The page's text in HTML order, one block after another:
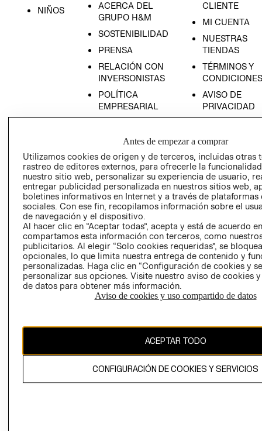
NIÑOS
ACERCA DEL
GRUPO H&M
SOSTENIBILIDAD
PRENSA
RELACIÓN CON
INVERSONISTAS
POLÍTICA
EMPRESARIAL
CLIENTE
MI CUENTA
NUESTRAS
TIENDAS
TÉRMINOS Y
CONDICIONES
AVISO DE
PRIVACIDAD
AVISO DE
LIBRO DE
Ecuador ($)
CAMBIAR REGIÓN
propiedad de H&M Hennes & Mauritz AB.
Antes de empezar a comprar
Utilizamos cookies de origen y de terceros, incluidas otras
rastreo de editores externos, para ofrecerle la
nuestro sitio web, personalizar su experiencia de usuario,
entregar publicidad personalizada en nuestros sitios web,
boletines informativos en Internet y a través de plataformas
sociales. Con ese fin, recopilamos información sobre el
de navegación y el dispositivo.
Al hacer clic en “Aceptar todas”, acepta y está de acuerdo
compartamos esta información con terceros, como
publicitarios. Al elegir “Solo cookies requeridas”, se
opcionales, lo que limita nuestra entrega de contenido y
personalizadas. Haga clic en “Configuración de cookies y
personalizar sus opciones. Visite nuestro aviso de cookies
de datos para obtener más información.
Aviso de cookies y uso compartido de datos
ACEPTAR TODO
CONFIGURACIÓN DE COOKIES Y SERVICIOS